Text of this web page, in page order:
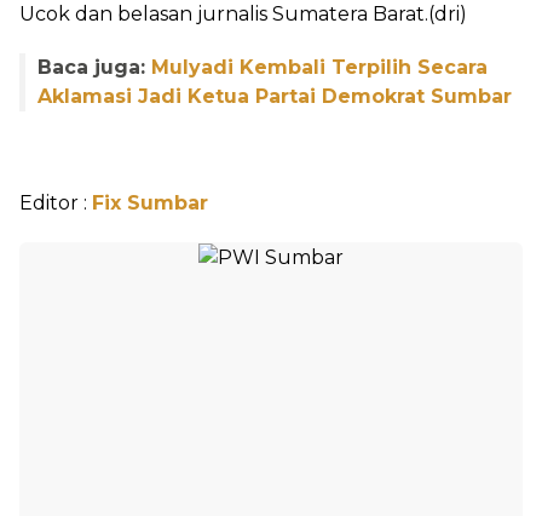
Ucok dan belasan jurnalis Sumatera Barat.(dri)
Baca juga: Mulyadi Kembali Terpilih Secara
Aklamasi Jadi Ketua Partai Demokrat Sumbar
Editor : Fix Sumbar